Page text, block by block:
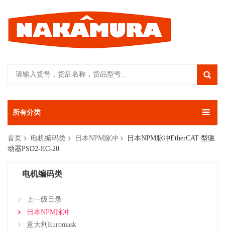
所有分类
首页 电机编码类 日本NPM脉冲
日本NPM脉冲EtherCAT 型驱
动器PSD2-EC-20
电机编码类
上一级目录
日本NPM脉冲
意大利Euromask